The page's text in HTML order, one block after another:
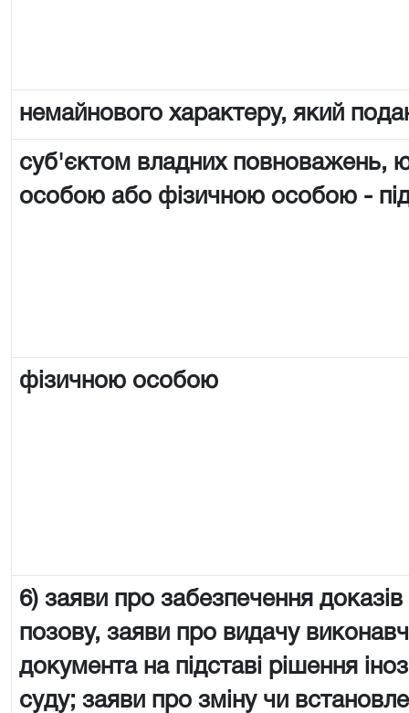
немайнового характеру, який
суб'єктом владних повноважень,
особою або фізичною особою -
фізичною особою
6) заяви про забезпечення
позову, заяви про видачу
документа на підставі рішення
суду; заяви про зміну чи